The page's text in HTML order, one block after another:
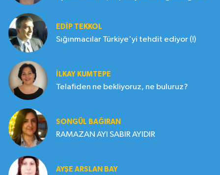
EDIP TEKKOL
Sığınmacılar Türkiye'yi tehdit ediyor (!)
İLKAY KUMTEPE
Telafiden ne bekliyoruz, ne buluruz?
SONGÜL BAĞIRAN
RAMAZAN AYI SABIR AYIDIR
AYŞE ARSLAN BAY